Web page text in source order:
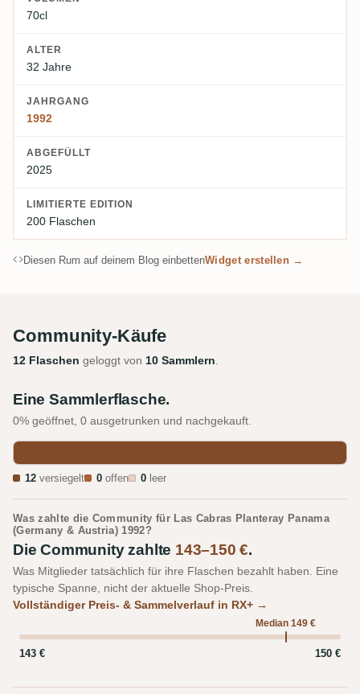
70cl
ALTER
32 Jahre
JAHRGANG
1992
ABGEFÜLLT
2025
LIMITIERTE EDITION
200 Flaschen
Diesen Rum auf deinem Blog einbettenWidget erstellen →
Community-Käufe
12 Flaschen geloggt von 10 Sammlern.
Eine Sammlerflasche.
0% geöffnet, 0 ausgetrunken und nachgekauft.
12 versiegelt 0 offen 0 leer
Was zahlte die Community für Las Cabras Planteray Panama
(Germany & Austria) 1992?
Die Community zahlte 143–150 €.
Was Mitglieder tatsächlich für ihre Flaschen bezahlt haben. Eine
typische Spanne, nicht der aktuelle Shop-Preis.
Vollständiger Preis- & Sammelverlauf in RX+ →
Median 149 €
143 € 150 €